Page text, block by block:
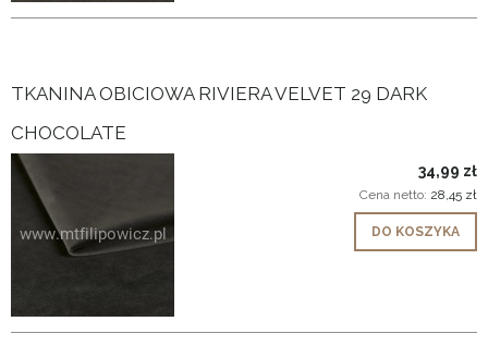
TKANINA OBICIOWA RIVIERA VELVET 29 DARK
CHOCOLATE
34,99 zł
Cena netto: 28,45 zł
DO KOSZYKA